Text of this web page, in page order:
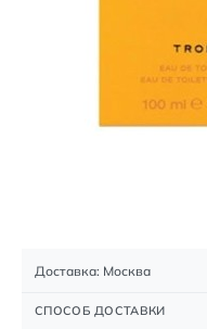
Доставка: Москва
СПОСОБ ДОСТАВКИ